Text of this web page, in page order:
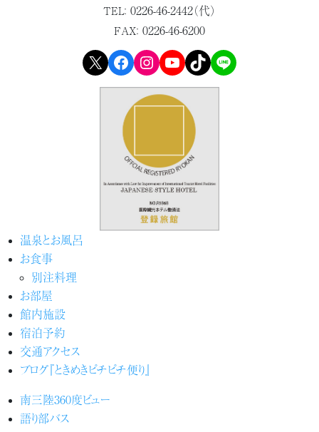
TEL： 0226-46-2442（代）
FAX： 0226-46-6200
X Facebook Instagram YouTube TikTok LINE
温泉とお風呂
お食事
別注料理
お部屋
館内施設
宿泊予約
交通アクセス
ブログ『ときめきピチピチ便り』
南三陸360度ビュー
語り部バス